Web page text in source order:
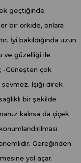
geçtiğinde
bir orkide, onlara
İyi bakıldığında uzun
ve güzelliği ile
-Güneşten çok
Işığı direk
bir şekilde
kalırsa da çiçek
Gereğinden
yol açar.